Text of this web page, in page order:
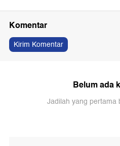
Komentar
Kirim Komentar
Belum ada
Jadilah yang pertama